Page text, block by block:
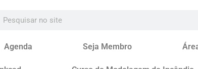
Agenda Seja Membro